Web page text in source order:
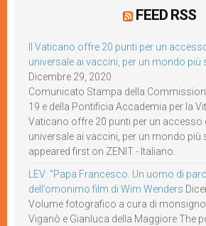
FEED RSS
Il Vaticano offre 20 punti per un
universale ai vaccini, per un mondo più
Dicembre 29, 2020
Comunicato Stampa della
19 e della Pontificia Accademia per la
Vaticano offre 20 punti per un accesso
universale ai vaccini, per un mondo più
appeared first on ZENIT - Italiano.
LEV: “Papa Francesco. Un uomo di
dell’omonimo film di Wim Wenders
Volume fotografico a cura di
Viganò e Gianluca della Maggiore The